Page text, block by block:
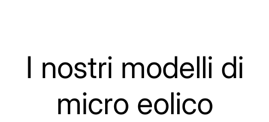
I nostri modelli di
micro eolico